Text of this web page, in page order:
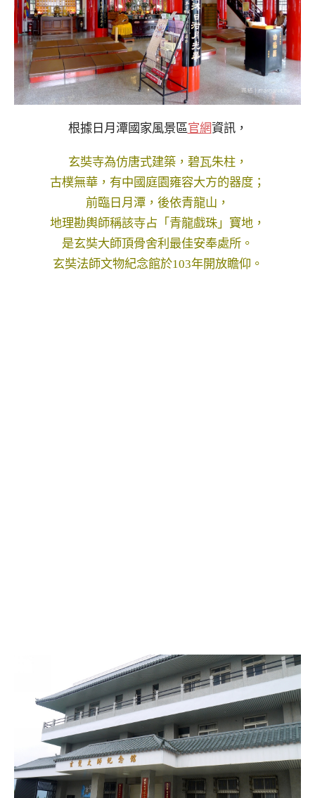
根據日月潭國家風景區官網資訊，
玄奘寺為仿唐式建築，碧瓦朱柱，
古樸無華，有中國庭園雍容大方的器度；
前臨日月潭，後依青龍山，
地理勘輿師稱該寺占「青龍戲珠」寶地，
是玄奘大師頂骨舍利最佳安奉處所。
玄奘法師文物紀念館於103年開放瞻仰。